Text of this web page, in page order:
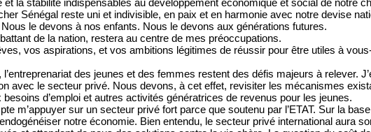
la stabilité indispensables au développement économique et social de notre
Sénégal reste uni et indivisible, en paix et en harmonie avec notre devise
le devons à nos enfants. Nous le devons aux générations futures.
de la nation, restera au centre de mes préoccupations.
vos aspirations, et vos ambitions légitimes de réussir pour être utiles à
l’entreprenariat des jeunes et des femmes restent des défis majeurs à relever.
avec le secteur privé. Nous devons, à cet effet, revisiter les mécanismes
d’emploi et autres activités génératrices de revenus pour les jeunes.
m’appuyer sur un secteur privé fort parce que soutenu par l’ETAT. Sur la
notre économie. Bien entendu, le secteur privé international aura